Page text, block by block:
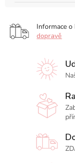
Informace o
dopravě